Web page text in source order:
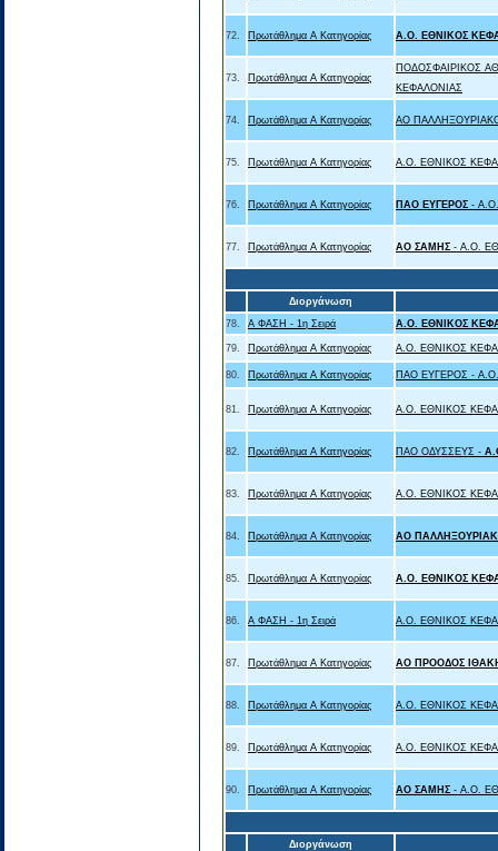
72. Πρωτάθλημα Α Κατηγορίας A.O. ΕΘΝΙΚΟΣ
73. Πρωτάθλημα Α Κατηγορίας
ΠΟΔΟΣΦΑΙΡΙΚΟΣ
ΚΕΦΑΛΟΝΙΑΣ
74. Πρωτάθλημα Α Κατηγορίας ΑΟ
75. Πρωτάθλημα Α Κατηγορίας A.O. ΕΘΝΙΚΟΣ
76. Πρωτάθλημα Α Κατηγορίας ΠΑΟ ΕΥΓΕΡΟΣ-
77. Πρωτάθλημα Α Κατηγορίας ΑΟ ΣΑΜΗΣ- A.O.
Διοργάνωση
78.
Α ΦΑΣΗ - 1η Σειρά A.O. ΕΘΝΙΚΟΣ
79. Πρωτάθλημα Α Κατηγορίας A.O. ΕΘΝΙΚΟΣ
80. Πρωτάθλημα Α Κατηγορίας ΠΑΟ ΕΥΓΕΡΟΣ -
81. Πρωτάθλημα Α Κατηγορίας A.O. ΕΘΝΙΚΟΣ
82. Πρωτάθλημα Α Κατηγορίας ΠΑΟ ΟΔΥΣΣΕΥΣ -
83. Πρωτάθλημα Α Κατηγορίας A.O. ΕΘΝΙΚΟΣ
84. Πρωτάθλημα Α Κατηγορίας ΑΟ
85. Πρωτάθλημα Α Κατηγορίας A.O. ΕΘΝΙΚΟΣ
86. Α ΦΑΣΗ - 1η Σειρά A.O. ΕΘΝΙΚΟΣ
87. Πρωτάθλημα Α Κατηγορίας ΑΟ ΠΡΟΟΔΟΣ
88. Πρωτάθλημα Α Κατηγορίας A.O. ΕΘΝΙΚΟΣ
89. Πρωτάθλημα Α Κατηγορίας A.O. ΕΘΝΙΚΟΣ
90. Πρωτάθλημα Α Κατηγορίας ΑΟ ΣΑΜΗΣ- A.O.
Διοργάνωση